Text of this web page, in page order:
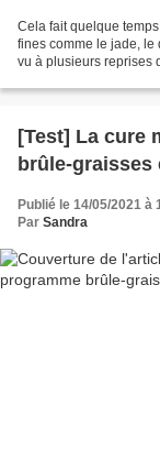
Cela fait quelque
fines comme le jade, le
vu à plusieurs reprises
[Test] La cure
brûle-graisses
Publié le 14/05/2021 à
Par Sandra